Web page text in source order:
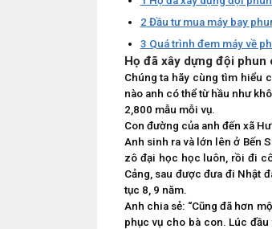
2 Đầu tư mua máy bay
3 Quá trình đem máy về
Họ đã xây dựng đội phun
Chúng ta hãy cùng tìm hiểu
nào anh có thể từ hầu như
2,800 mẫu mỗi vụ.
Con đường của anh đến xã
Anh sinh ra và lớn lên ở Bến
zô đại học học luôn, rồi đi
Cảng, sau được đưa đi Nhật
tục 8, 9 năm.
Anh chia sẻ: “Cũng đã hơn
phục vụ cho bà con. Lúc